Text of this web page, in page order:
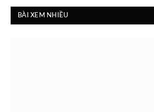
BÀI XEM NHIỀU